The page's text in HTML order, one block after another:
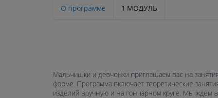
О программе 1 МОДУЛЬ
Мальчишки и девчонки приглашаем вас на
форме. Программа включает теоретические
изделий вручную и на гончарном круге. Мы ждем